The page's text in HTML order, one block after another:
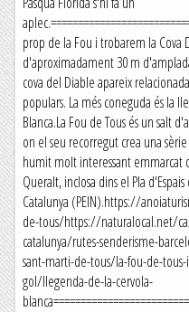
prop de la Fou i trobarem la Cova
d'aproximadament 30 m
cova del Diable apareix
populars. La més coneguda és la
Blanca.La Fou de Tous és un salt
on el seu recorregut crea una
humit molt interessant emmarcat
Queralt, inclosa dins el Pla
Catalunya (PEIN).https://
de-tous/https://naturalocal.net/
catalunya/rutes-senderisme-
sant-marti-de-tous/la-fou-de-
gol/llegenda-de-la-cervola-